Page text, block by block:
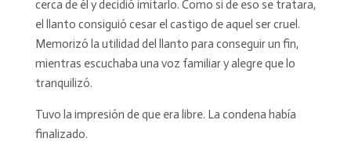
cerca de él y decidió imitarlo. Como si de eso se tratara,
el llanto consiguió cesar el castigo de aquel ser cruel.
Memorizó la utilidad del llanto para conseguir un fin,
mientras escuchaba una voz familiar y alegre que lo
tranquilizó.
Tuvo la impresión de que era libre. La condena había
finalizado.